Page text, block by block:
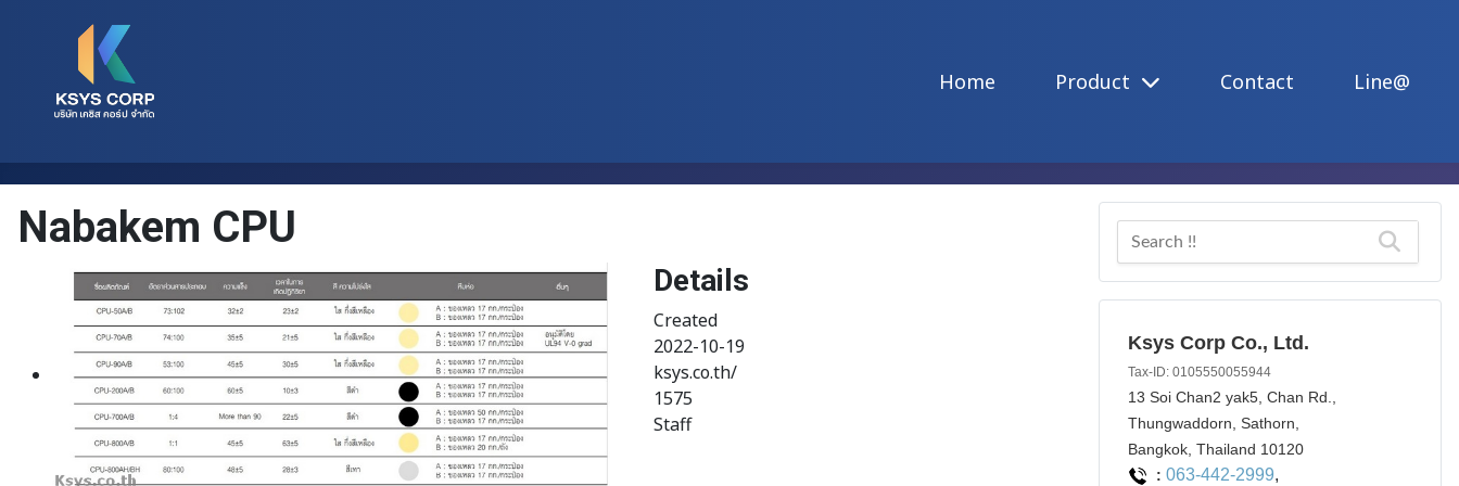
Home Product Contact Line@
Nabakem CPU
Details
Created
2022-10-19
ksys.co.th/
1575
Staff
Ksys Corp Co., Ltd.
Tax-ID: 0105550055944
13 Soi Chan2 yak5, Chan Rd.,
Thungwaddorn, Sathorn,
Bangkok, Thailand 10120
: 063-442-2999,